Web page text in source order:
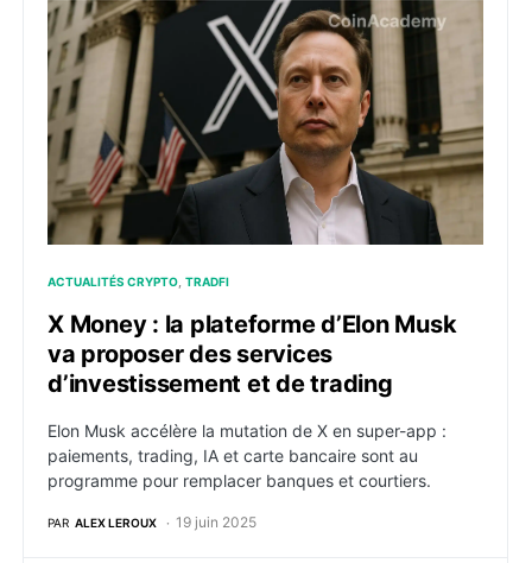
X Money : la plateforme d’Elon Musk va proposer
ACTUALITÉS CRYPTO TRADFI
X Money : la plateforme d’Elon Musk
va proposer des services
d’investissement et de trading
Elon Musk accélère la mutation de X en super-app :
paiements, trading, IA et carte bancaire sont au
programme pour remplacer banques et courtiers.
PAR ALEX LEROUX 19 juin 2025